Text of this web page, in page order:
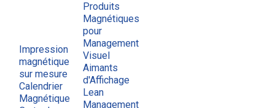
Impression
magnétique
sur mesure
Calendrier
Magnétique
Produits
Magnétiques
pour
Management
Visuel
Aimants
d'Affichage
Lean
Management